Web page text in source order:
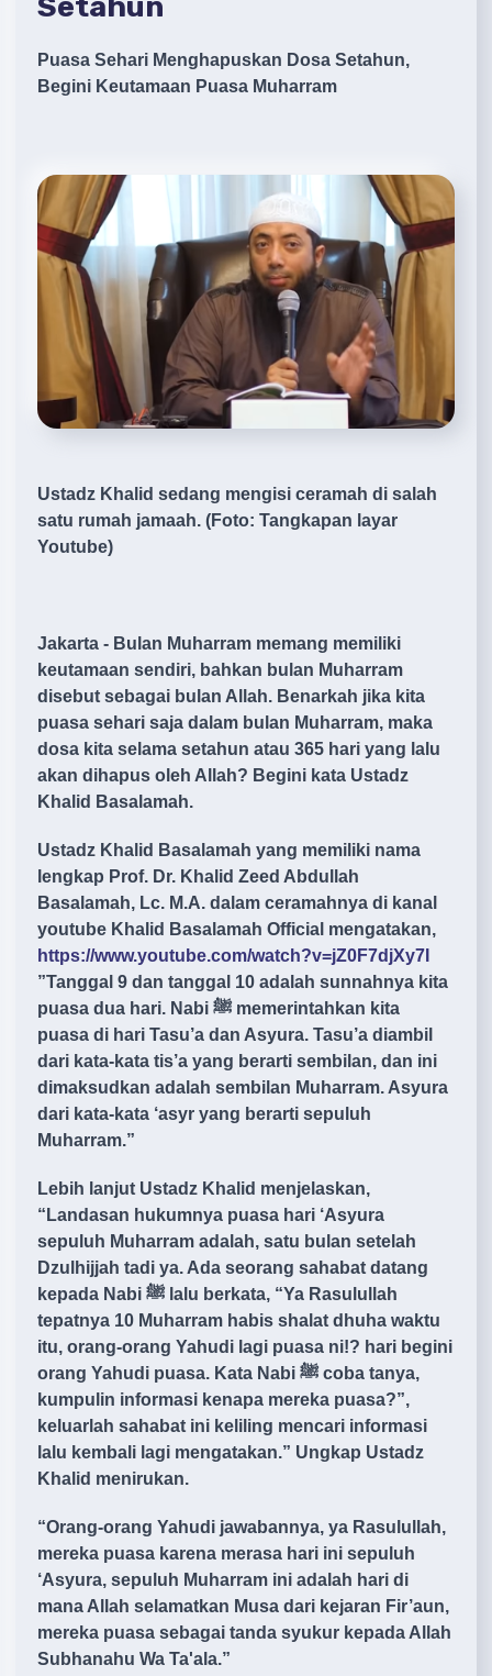
Puasa Sehari Menghapuskan Dosa Setahun,
Begini Keutamaan Puasa Muharram
Ustadz Khalid sedang mengisi ceramah di salah
satu rumah jamaah. (Foto: Tangkapan layar
Youtube)
Jakarta - Bulan Muharram memang memiliki
keutamaan sendiri, bahkan bulan Muharram
disebut sebagai bulan Allah. Benarkah jika kita
puasa sehari saja dalam bulan Muharram, maka
dosa kita selama setahun atau 365 hari yang lalu
akan dihapus oleh Allah? Begini kata Ustadz
Khalid Basalamah.
Ustadz Khalid Basalamah yang memiliki nama
lengkap Prof. Dr. Khalid Zeed Abdullah
Basalamah, Lc. M.A. dalam ceramahnya di kanal
youtube Khalid Basalamah Official mengatakan,
https://www.youtube.com/watch?v=jZ0F7djXy7I
”Tanggal 9 dan tanggal 10 adalah sunnahnya kita
puasa dua hari. Nabi ﷺ memerintahkan kita
puasa di hari Tasu’a dan Asyura. Tasu’a diambil
dari kata-kata tis’a yang berarti sembilan, dan ini
dimaksudkan adalah sembilan Muharram. Asyura
dari kata-kata ‘asyr yang berarti sepuluh
Muharram.”
Lebih lanjut Ustadz Khalid menjelaskan,
“Landasan hukumnya puasa hari ‘Asyura
sepuluh Muharram adalah, satu bulan setelah
Dzulhijjah tadi ya. Ada seorang sahabat datang
kepada Nabi ﷺ lalu berkata, “Ya Rasulullah
tepatnya 10 Muharram habis shalat dhuha waktu
itu, orang-orang Yahudi lagi puasa ni!? hari begini
orang Yahudi puasa. Kata Nabi ﷺ coba tanya,
kumpulin informasi kenapa mereka puasa?”,
keluarlah sahabat ini keliling mencari informasi
lalu kembali lagi mengatakan.” Ungkap Ustadz
Khalid menirukan.
“Orang-orang Yahudi jawabannya, ya Rasulullah,
mereka puasa karena merasa hari ini sepuluh
‘Asyura, sepuluh Muharram ini adalah hari di
mana Allah selamatkan Musa dari kejaran Fir’aun,
mereka puasa sebagai tanda syukur kepada Allah
Subhanahu Wa Ta'ala.”